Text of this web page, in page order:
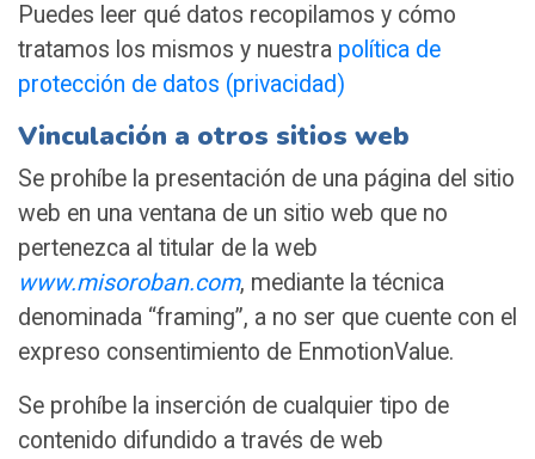
Puedes leer qué datos recopilamos y cómo
tratamos los mismos y nuestra política de
protección de datos (privacidad)
Vinculación a otros sitios web
Se prohíbe la presentación de una página del sitio
web en una ventana de un sitio web que no
pertenezca al titular de la web
www.misoroban.com, mediante la técnica
denominada “framing”, a no ser que cuente con el
expreso consentimiento de EnmotionValue.
Se prohíbe la inserción de cualquier tipo de
contenido difundido a través de web